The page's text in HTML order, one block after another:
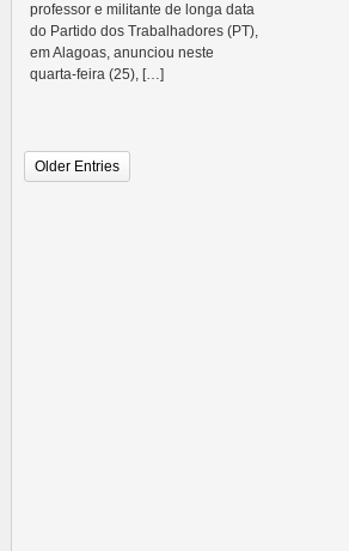
professor e militante de longa data
do Partido dos Trabalhadores (PT),
em Alagoas, anunciou neste
quarta-feira (25), […]
Older Entries